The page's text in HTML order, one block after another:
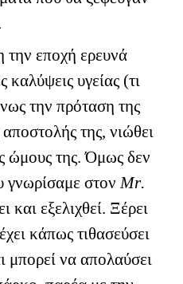
την εποχή ερευνά
καλύψεις υγείας (τι
την πρόταση της
της, νιώθει
ώμους της. Όμως δεν
γνωρίσαμε στον Μr.
και εξελιχθεί. Ξέρει
κάπως τιθασεύσει
μπορεί να απολαύσει